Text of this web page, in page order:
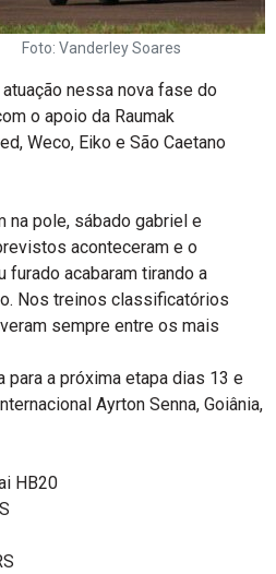
Foto: Vanderley Soares
nessa nova fase do
o apoio da Raumak
Weco, Eiko e São Caetano
na pole, sábado gabriel e
aconteceram e o
furado acabaram tirando a
Nos treinos classificatórios
sempre entre os mais
para a próxima etapa dias 13 e
Ayrton Senna, Goiânia,
HB20